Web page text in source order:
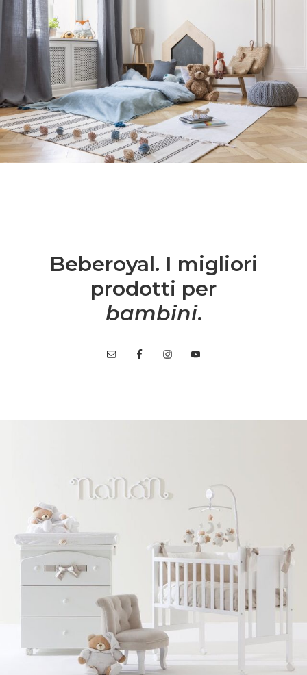
Beberoyal. I migliori
prodotti per
bambini.